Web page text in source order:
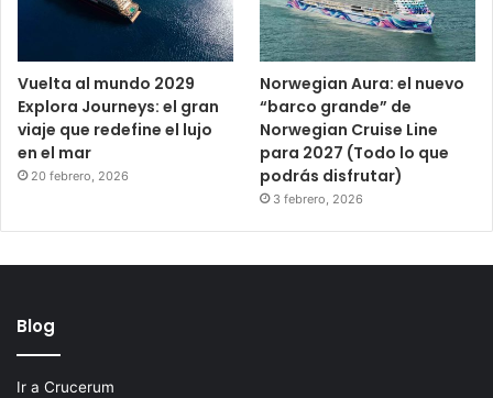
Vuelta al mundo 2029
Explora Journeys: el gran
viaje que redefine el lujo
en el mar
20 febrero, 2026
Norwegian Aura: el nuevo
“barco grande” de
Norwegian Cruise Line
para 2027 (Todo lo que
podrás disfrutar)
3 febrero, 2026
Blog
Ir a Crucerum